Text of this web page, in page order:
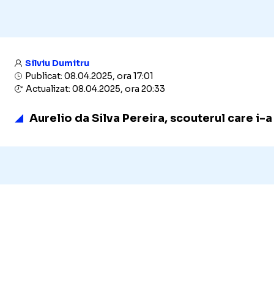
Silviu Dumitru
Publicat: 08.04.2025, ora 17:01
Actualizat: 08.04.2025, ora 20:33
Aurelio da Silva Pereira, scouterul care i-